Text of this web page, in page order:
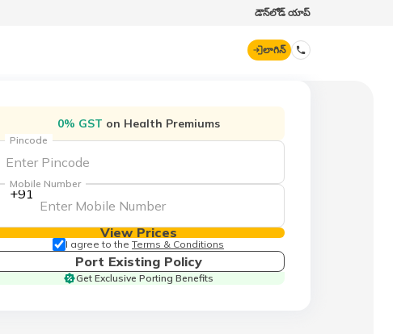
డౌన్‌లోడ్ యాప్
లాగిన్
hello@godigit.com
0% GST on Health Premiums
Pincode
+91
Mobile Number
View Prices
I agree to the Terms & Conditions
Port Existing Policy
Get Exclusive Porting Benefits